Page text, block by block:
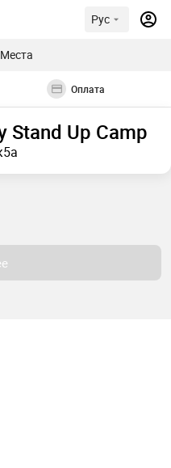
Рус
Места
Оплата
Stand Up Camp